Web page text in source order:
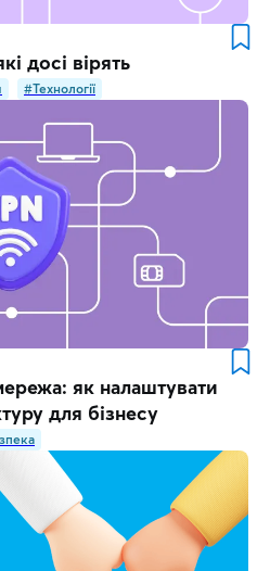
досі вірять
#Технології
як налаштувати
для бізнесу